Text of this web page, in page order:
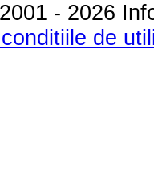
- 2026
de